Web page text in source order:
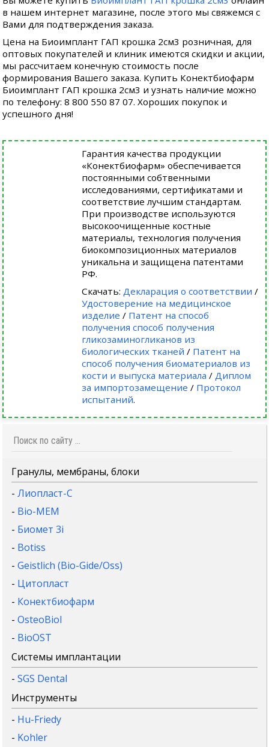
в нашем интернет магазине, после этого мы свяжемся с
Вами для подтверждения заказа.
Цена на Биоимплант ГАП крошка 2см3 розничная, для
оптовых покупателей и клиник имеются скидки и акции,
мы рассчитаем конечную стоимость после
формирования Вашего заказа. Купить Конектбиофарм
Биоимплант ГАП крошка 2см3 и узнать наличие можно
по телефону: 8 800 550 87 07. Хороших покупок и
успешного дня!
Гарантия качества продукции
«Конектбиофарм» обеспечивается
постоянными собтвенными
исследованиями, сертификатами и
соответствие лучшим стандартам.
При производстве используются
высокоочищенные костные
материалы, технология получения
биокомпозиционных материалов
уникальна и защищена патентами
РФ.
Скачать:Декларация о соответствии /
Удостоверение на медицинское
изделие / Патент на способ
получения способ получения
гликозаминогликанов из
биологических тканей / Патент на
способ получения биоматериалов из
кости и выпуска материала /Диплом
за импортозамещение / Протокол
испытаний.
Гранулы, мембраны, блоки
-Лиопласт-С
- Bio-MEM
- Биомет 3i
- Botiss
-Geistlich (Bio-Gide/Oss)
- Цитопласт
- Конектбиофарм
-OsteoBiol
- BioOST
Системы имплантации
-SGS Dental
Инструменты
- Hu-Friedy
- Kohler